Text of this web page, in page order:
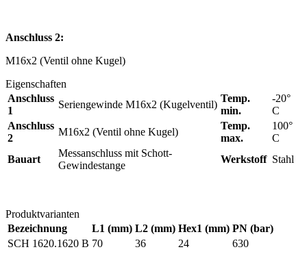
Anschluss 2:
M16x2 (Ventil ohne Kugel)
Eigenschaften
Anschluss
1
Seriengewinde M16x2 (Kugelventil)
Temp.
min.
-20°
C
Anschluss
2
M16x2 (Ventil ohne Kugel)
Temp.
max.
100°
C
Bauart
Messanschluss mit Schott-
Gewindestange
Werkstoff Stahl
Produktvarianten
Bezeichnung
L1 (mm) L2 (mm) Hex1 (mm) PN (bar)
SCH 1620.1620 B 70 36 24 630